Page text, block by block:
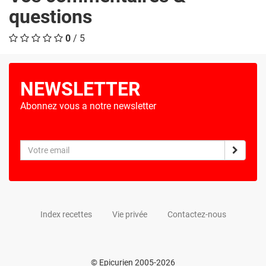
questions
0 / 5
NEWSLETTER
Abonnez vous a notre newsletter
Index recettes Vie privée Contactez-nous
© Epicurien 2005-2026